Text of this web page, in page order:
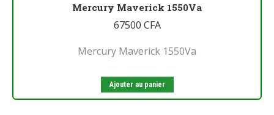
Mercury Maverick 1550Va
67500 CFA
Mercury Maverick 1550Va
Ajouter au panier